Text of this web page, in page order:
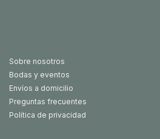
Sobre nosotros
Bodas y eventos
Envíos a domicilio
Preguntas frecuentes
Política de privacidad